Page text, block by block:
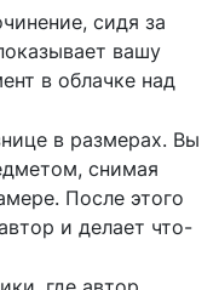
сидя за
вашу
в облачке над
в размерах. Вы
снимая
После этого
и делает что-